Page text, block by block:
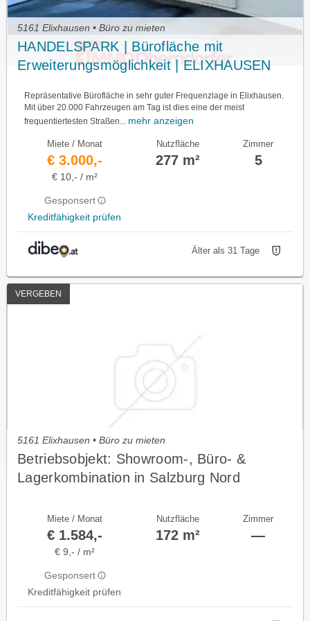
5161 Elixhausen • Büro zu mieten
HANDELSPARK | Bürofläche mit
Erweiterungsmöglichkeit | ELIXHAUSEN
Repräsentative Bürofläche in sehr guter Frequenzlage in Elixhausen.
Mit über 20.000 Fahrzeugen am Tag ist dies eine der meist
frequentiertesten Straßen... mehr anzeigen
Miete / Monat
€ 3.000,-
€ 10,- / m²
Gesponsert
Kreditfähigkeit prüfen
Nutzfläche
277 m²
Zimmer
5
Älter als 31 Tage
VERGEBEN
5161 Elixhausen • Büro zu mieten
Betriebsobjekt: Showroom-, Büro- &
Lagerkombination in Salzburg Nord
Miete / Monat
€ 1.584,-
€ 9,- / m²
Gesponsert
Kreditfähigkeit prüfen
Nutzfläche
172 m²
Zimmer
—